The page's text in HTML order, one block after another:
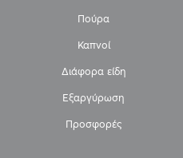
Πούρα
Καπνοί
Διάφορα είδη
Εξαργύρωση
Προσφορές